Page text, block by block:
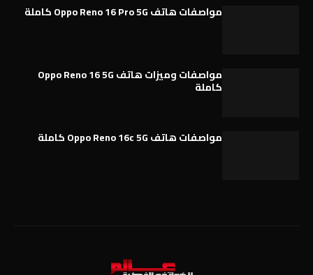
مواصفات هاتف Oppo Reno 16 Pro 5G كاملة
مواصفات وميزات هاتف Oppo Reno 16 5G
كاملة
مواصفات هاتف Oppo Reno 16c 5G كاملة